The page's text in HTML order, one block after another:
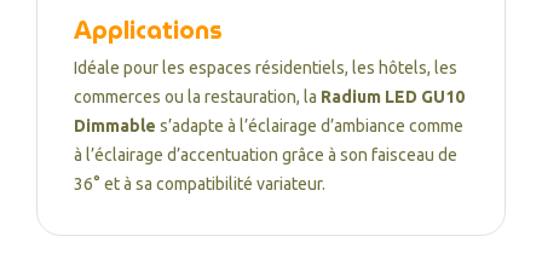
Applications
Idéale pour les espaces résidentiels, les hôtels, les
commerces ou la restauration, la Radium LED GU10
Dimmable s’adapte à l’éclairage d’ambiance comme
à l’éclairage d’accentuation grâce à son faisceau de
36° et à sa compatibilité variateur.